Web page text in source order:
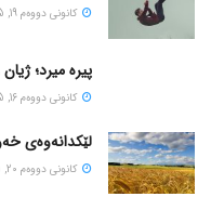
كانونی دووه‌م 19, 2025
پیره میرد؛
كانونی دووه‌م 16, 2025
لێکدانەوەی
كانونی دووه‌م 20, 2025